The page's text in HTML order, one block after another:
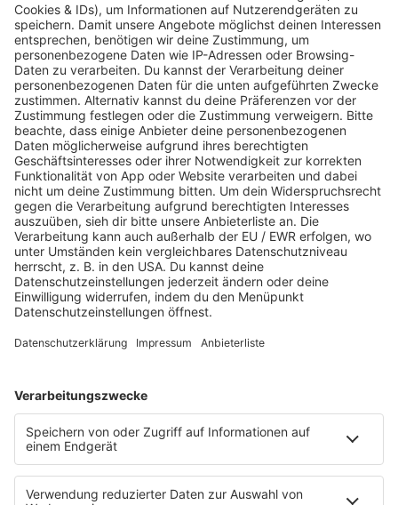
JETZT ABSPIELEN
ADAM NOWAK mit I'LL BE ALRIGHT